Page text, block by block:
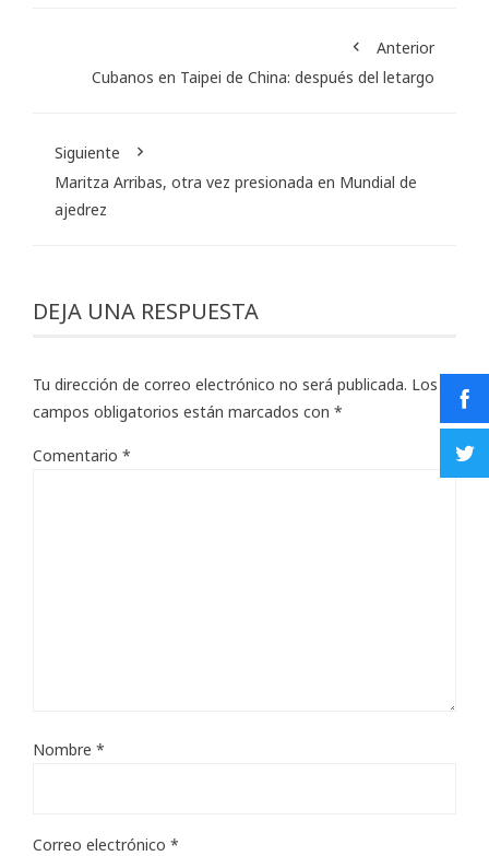
Anterior
Cubanos en Taipei de China: después del letargo
Siguiente
Maritza Arribas, otra vez presionada en Mundial de
ajedrez
DEJA UNA RESPUESTA
Tu dirección de correo electrónico no será publicada. Los
campos obligatorios están marcados con *
Comentario *
Nombre *
Correo electrónico *